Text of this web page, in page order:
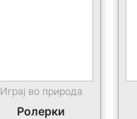
Играј во природа
Ролерки